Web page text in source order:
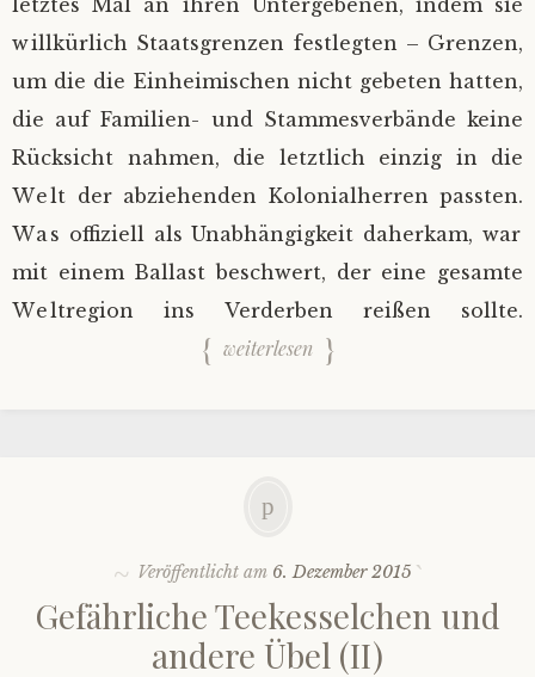
letztes Mal an ihren Untergebenen, indem sie
willkürlich Staatsgrenzen festlegten – Grenzen,
um die die Einheimischen nicht gebeten hatten,
die auf Familien- und Stammesverbände keine
Rücksicht nahmen, die letztlich einzig in die
Welt der abziehenden Kolonialherren passten.
Was offiziell als Unabhängigkeit daherkam, war
mit einem Ballast beschwert, der eine gesamte
Weltregion ins Verderben reißen sollte.
weiterlesen
Veröffentlicht am 6. Dezember 2015
Gefährliche Teekesselchen und
andere Übel (II)